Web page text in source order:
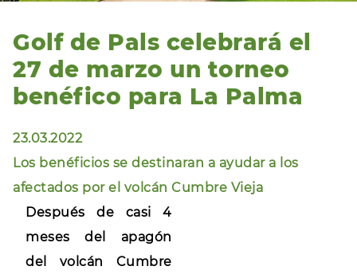
Golf de Pals celebrará el
27 de marzo un torneo
benéfico para La Palma
23.03.2022
Los benéficios se destinaran a ayudar a los
afectados por el volcán Cumbre Vieja
Después de casi 4
meses del apagón
del volcán Cumbre